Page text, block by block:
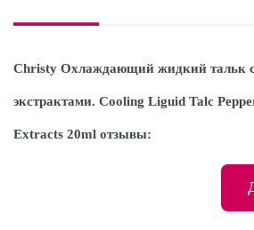
Christy Охлаждающий жидкий тальк
экстрактами. Cooling Liguid Talc
Extracts 20ml отзывы: